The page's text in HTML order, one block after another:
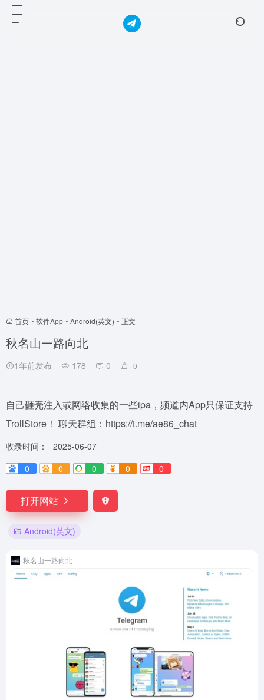
首页 • 软件App • Android(英文) • 正文
秋名山一路向北
1年前发布 178 0 0
自己砸壳注入或网络收集的一些ipa，频道内App只保证支持
TrollStore！ 聊天群组：https://t.me/ae86_chat
收录时间：
2025-06-07
0
0 0 0 0
打开网站
Android(英文)
秋名山一路向北